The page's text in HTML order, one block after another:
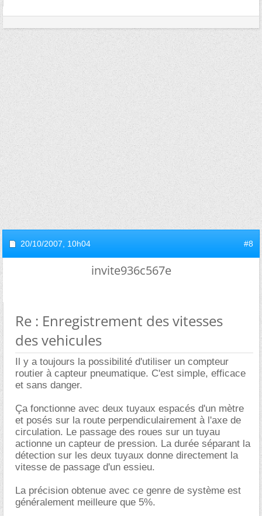
20/10/2007, 10h04 #8
invite936c567e
Re : Enregistrement des vitesses
des vehicules
Il y a toujours la possibilité d'utiliser un compteur
routier à capteur pneumatique. C'est simple, efficace
et sans danger.
Ça fonctionne avec deux tuyaux espacés d'un mètre
et posés sur la route perpendiculairement à l'axe de
circulation. Le passage des roues sur un tuyau
actionne un capteur de pression. La durée séparant la
détection sur les deux tuyaux donne directement la
vitesse de passage d'un essieu.
La précision obtenue avec ce genre de système est
généralement meilleure que 5%.